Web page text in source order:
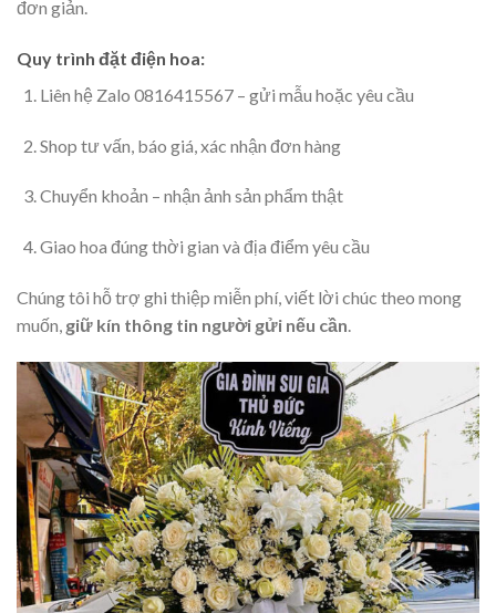
đơn giản.
Quy trình đặt điện hoa:
Liên hệ Zalo 0816415567 – gửi mẫu hoặc yêu cầu
Shop tư vấn, báo giá, xác nhận đơn hàng
Chuyển khoản – nhận ảnh sản phẩm thật
Giao hoa đúng thời gian và địa điểm yêu cầu
Chúng tôi hỗ trợ ghi thiệp miễn phí, viết lời chúc theo mong
muốn, giữ kín thông tin người gửi nếu cần.